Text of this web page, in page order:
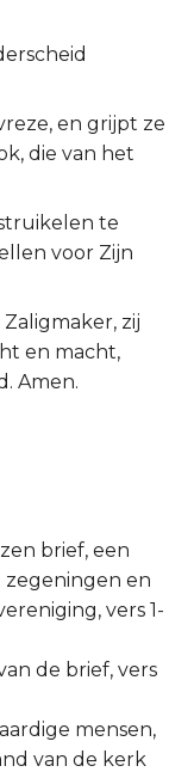
en grijpt ze
die van het
te
voor Zijn
zij
en macht,
Amen.
brief, een
en
vers 1-
de brief, vers
mensen,
van de kerk